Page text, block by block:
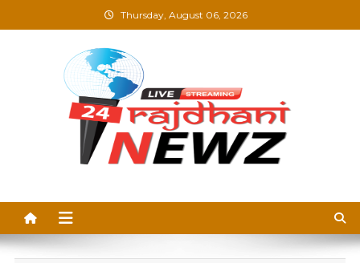
to
Thursday, August 06, 2026
Breaking News, Blogs &
Updates in Hindi